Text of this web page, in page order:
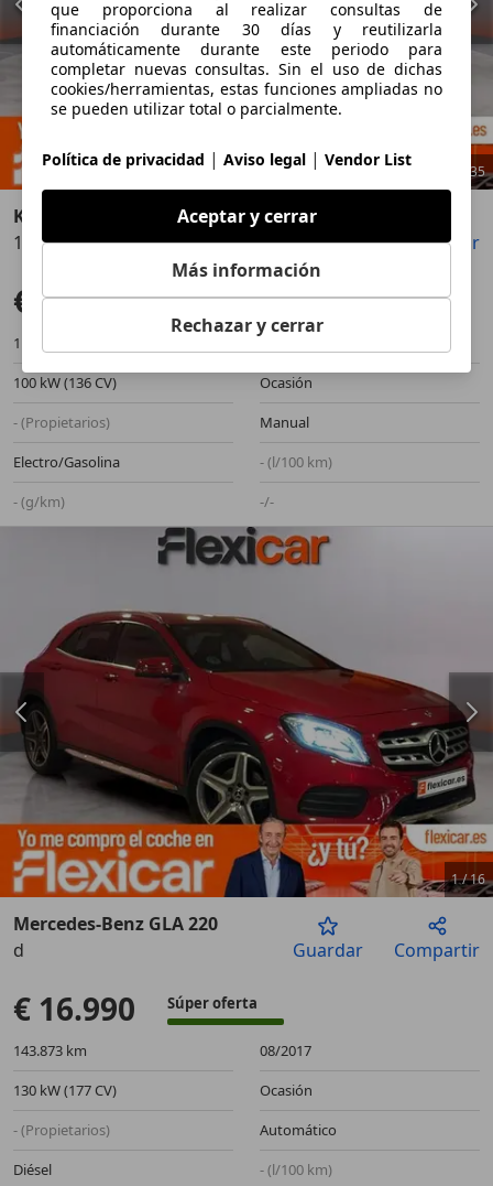
Anterior
35
Kia Sportage
1.6 MHEV Drive 100kW (136CV) 4x2Guardar Compartir
€ 14.490 Buen precio
113.219 km
11/2020
100 kW (136 CV)
Ocasión
- (Propietarios)
Manual
Electro/Gasolina
- (l/100 km)
- (g/km)
-/-
Anterior
1/16
Mercedes-Benz GLA 220
d
Guardar Compartir
€ 16.990 Súper oferta
143.873 km
08/2017
130 kW (177 CV)
Ocasión
- (Propietarios)
Automático
Diésel
- (l/100 km)
que proporciona al realizar consultas de
financiación durante 30 días y reutilizarla
automáticamente durante este periodo para
completar nuevas consultas. Sin el uso de dichas
cookies/herramientas, estas funciones ampliadas no
se pueden utilizar total o parcialmente.
Política de privacidad | Aviso legal | Vendor List
Aceptar y cerrar
Más información
Rechazar y cerrar